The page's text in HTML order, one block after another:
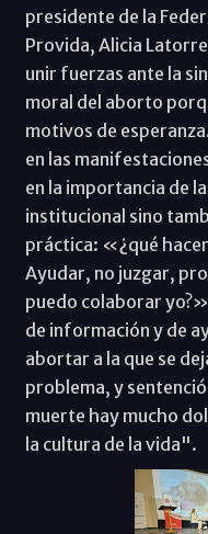
presidente de la
Provida, Alicia
unir fuerzas ante la
moral del aborto
motivos de
en las
en la importancia de
institucional sino
práctica: «¿qué
Ayudar, no juzgar,
puedo colaborar
de información y de
abortar a la que se
problema, y
muerte hay mucho
la cultura de la vida".